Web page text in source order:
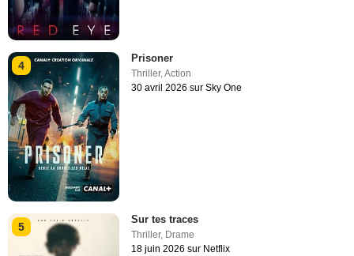
4
Prisoner
Thriller,Action
30 avril 2026 sur Sky One
5
Sur tes traces
Thriller, Drame
18 juin 2026 sur Netflix